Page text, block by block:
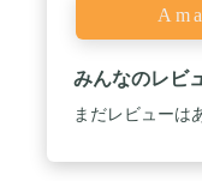
みんなのレビ
まだレビューは